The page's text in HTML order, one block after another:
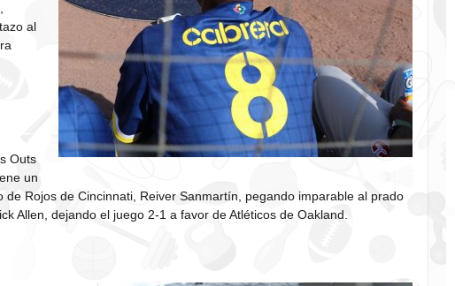
al
Outs
un
Rojos de Cincinnati, Reiver Sanmartín, pegando imparable al prado
Allen, dejando el juego 2-1 a favor de Atléticos de Oakland.